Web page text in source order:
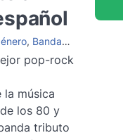
, Bandas tributo
pop-rock
la música
los 80 y
tributo